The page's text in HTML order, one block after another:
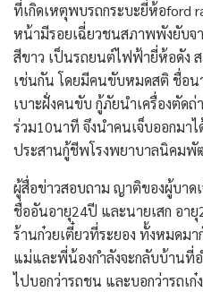
ที่เกิดเหตุพบรถกระบะยี่ห้อford
หน้ามีรอยเฉี่ยวชนสภาพพังยับจา
สีขาว เป็นรถยนต์ไฟฟ้ายี่ห้อดัง
เช่นกัน โดยมีคนขับหมดสติ ชื่อน
เบาะฝั่งคนขับ กู้ภัยนำเครื่องตัดถ่
ร่วม10นาที จึงนำคนเจ็บออกมา
ประสานกู้ชีพโรงพยาบาลนิคมพั
ผู้สื่อข่าวสอบถาม ญาติของผู้บาด
ชื่ออันอายุ24ปี และนายเสก อา
ร้านก๋วยเตี๋ยวที่ระยอง ทั้งหมดม
แม่และพี่น้องกำลังจะกลับบ้านที่
ไปบอกว่ารถชน และบอกว่ารถเ